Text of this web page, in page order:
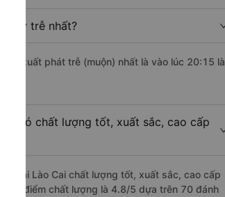
trễ nhất?
xuất phát trễ (muộn) nhất là vào lúc 20:15 là
có chất lượng tốt, xuất sắc, cao cấp
Bái Lào Cai chất lượng tốt, xuất sắc, cao cấp
với điểm chất lượng là 4.8/5 dựa trên 70 đánh